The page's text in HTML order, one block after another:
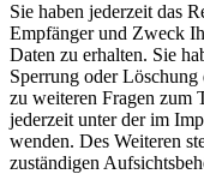
Sie haben jederzeit das
Empfänger und Zweck
Daten zu erhalten. Sie
Sperrung oder
zu weiteren Fragen zum
jederzeit unter der im
wenden. Des Weiteren
zuständigen